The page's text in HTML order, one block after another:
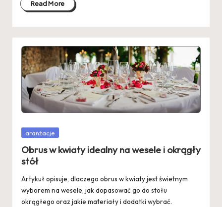
Read More
Posted
aranżacje
Obrus w kwiaty idealny na wesele i okrągły
stół
Artykuł opisuje, dlaczego obrus w kwiaty jest świetnym
wyborem na wesele, jak dopasować go do stołu
okrągłego oraz jakie materiały i dodatki wybrać.